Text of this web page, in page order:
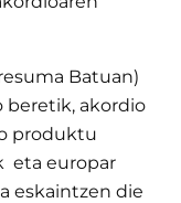
Batuan)
beretik, akordio
produktu
eta europar
eskaintzen die